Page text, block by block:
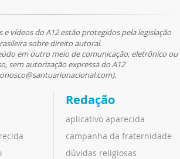
e vídeos do A12 estão protegidos pela legislação
sobre direito autoral.
em outro meio de comunicação, eletrônico ou
sem autorização expressa do A12
Redação
aplicativo aparecida
campanha da fraternidade
dúvidas religiosas